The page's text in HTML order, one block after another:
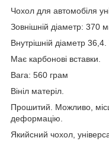
Чохол для автомобіля
Зовнішній діаметр: 370
Внутрішній діаметр
Має карбонові вставки.
Вага: 560 грам
Вініл матеріл.
Прошитий. Можливо,
деформацію.
Якийсний чохол,